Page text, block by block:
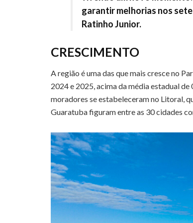
garantir melhorias nos
Ratinho Junior.
CRESCIMENTO
A região é uma das que mais cresce no
2024 e 2025, acima da média estadual de
moradores se estabeleceram no Litoral,
Guaratuba figuram entre as 30 cidades